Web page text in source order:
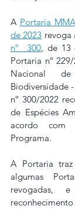
A Portaria
de 2023 revoga
nº  300, de 13
Portaria nº
Nacional
Biodiversidade
nº 300/2022
de Espécies
acordo
Programa.
A Portaria
algumas